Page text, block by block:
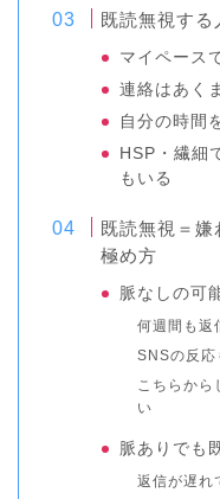
既読無視する
マイペース
連絡はあく
自分の時間
HSP・繊細
もいる
既読無視＝嫌
極め方
脈なしの可
何週間も返
SNSの反応
こちらか
い
脈ありでも
返信が遅れ